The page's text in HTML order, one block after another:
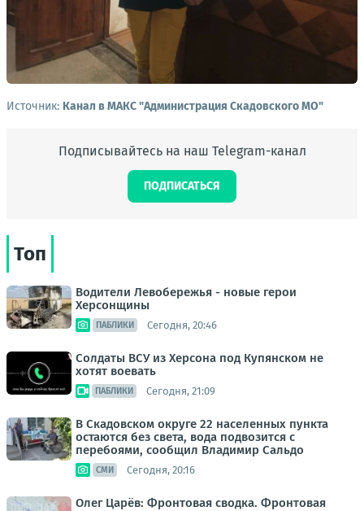
Источник: Канал в МАКС "Администрация Скадовского МО"
Подписывайтесь на наш Telegram-канал
ПОДПИСАТЬСЯ
Топ
Водители Левобережья - новые герои
Херсонщины
ПАБЛИКИ Сегодня, 20:46
Солдаты ВСУ из Херсона под Купянском не
хотят воевать
ПАБЛИКИ Сегодня, 21:09
В Скадовском округе 22 населенных пункта
остаются без света, вода подвозится с
перебоями, сообщил Владимир Сальдо
СМИ Сегодня, 20:16
Олег Царёв: Фронтовая сводка. Фронтовая